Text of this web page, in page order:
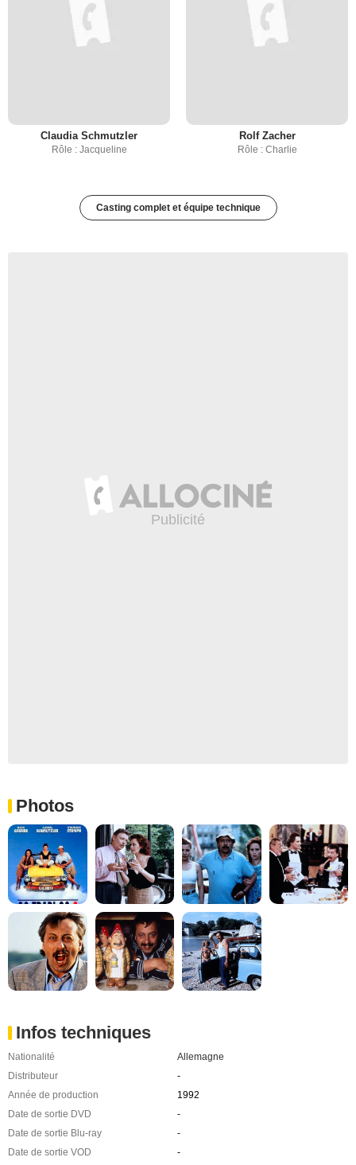
Claudia Schmutzler
Rôle : Jacqueline
Rolf Zacher
Rôle : Charlie
Casting complet et équipe technique
Photos
Infos techniques
Nationalité
Allemagne
Distributeur
-
Année de production
1992
Date de sortie DVD
-
Date de sortie Blu-ray
-
Date de sortie VOD
-